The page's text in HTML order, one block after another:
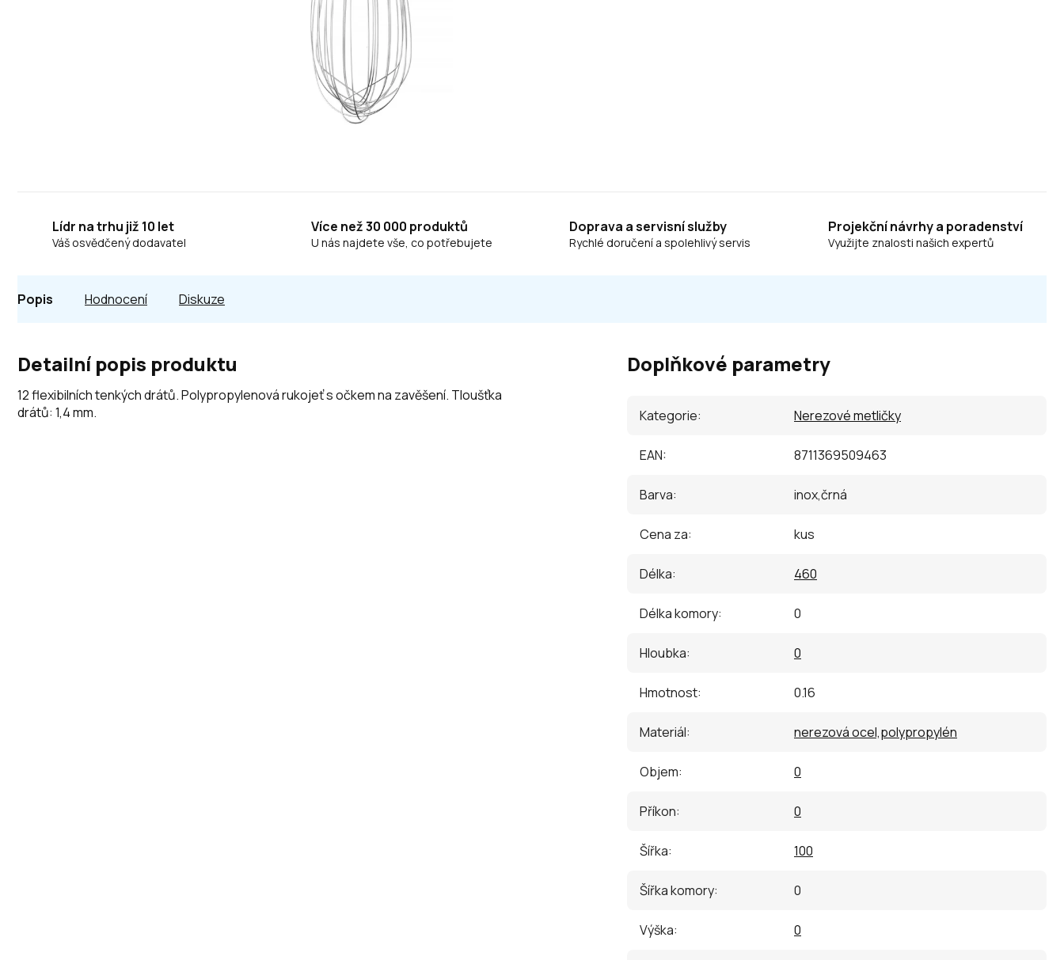
Lídr na trhu již 10 let
Váš osvědčený dodavatel
Více než 30 000 produktů
U nás najdete vše, co potřebujete
Doprava a servisní služby
Rychlé doručení a spolehlivý servis
Projekční návrhy a poradenství
Využijte znalosti našich expertů
Popis Hodnocení Diskuze
Detailní popis produktu
12 flexibilních tenkých drátů. Polypropylenová rukojeť s očkem na zavěšení. Tloušťka
drátů: 1,4 mm.
Doplňkové parametry
Kategorie: Nerezové metličky
EAN: 8711369509463
Barva: inox,črná
Cena za: kus
Délka: 460
Délka komory: 0
Hloubka: 0
Hmotnost: 0.16
Materiál: nerezová ocel,polypropylén
Objem: 0
Příkon: 0
Šířka: 100
Šířka komory: 0
Výška: 0